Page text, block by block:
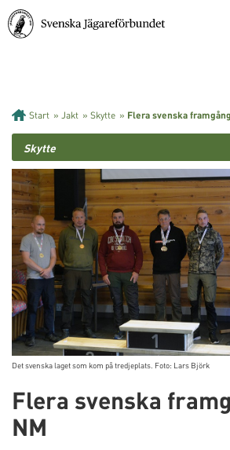
Start » Jakt » Skytte » Flera svenska
Skytte
Det svenska laget som kom på tredjeplats. Foto: Lars Björk
Flera svenska
NM